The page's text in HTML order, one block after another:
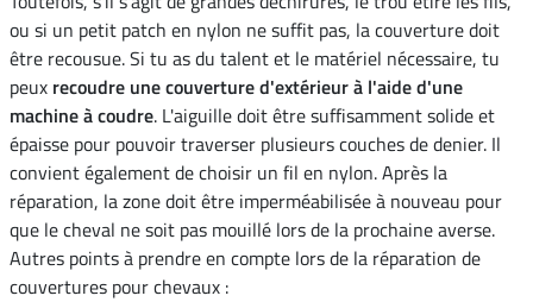
ou si un petit patch en nylon ne suffit pas, la couverture doit
être recousue. Si tu as du talent et le matériel nécessaire, tu
peux recoudre une couverture d'extérieur à l'aide d'une
machine à coudre. L'aiguille doit être suffisamment solide et
épaisse pour pouvoir traverser plusieurs couches de denier. Il
convient également de choisir un fil en nylon. Après la
réparation, la zone doit être imperméabilisée à nouveau pour
que le cheval ne soit pas mouillé lors de la prochaine averse.
Autres points à prendre en compte lors de la réparation de
couvertures pour chevaux :